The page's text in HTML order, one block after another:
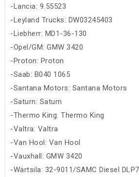
-Lancia: 9.55523
-Leyland Trucks: DW03245403
-Liebherr: MD1-36-130
-Opel/GM: GMW 3420
-Proton: Proton
-Saab: B040 1065
-Santana Motors: Santana Motors
-Saturn: Saturn
-Thermo King: Thermo King
-Valtra: Valtra
-Van Hool: Van Hool
-Vauxhall: GMW 3420
-Wärtsila: 32-9011/SAMC Diesel